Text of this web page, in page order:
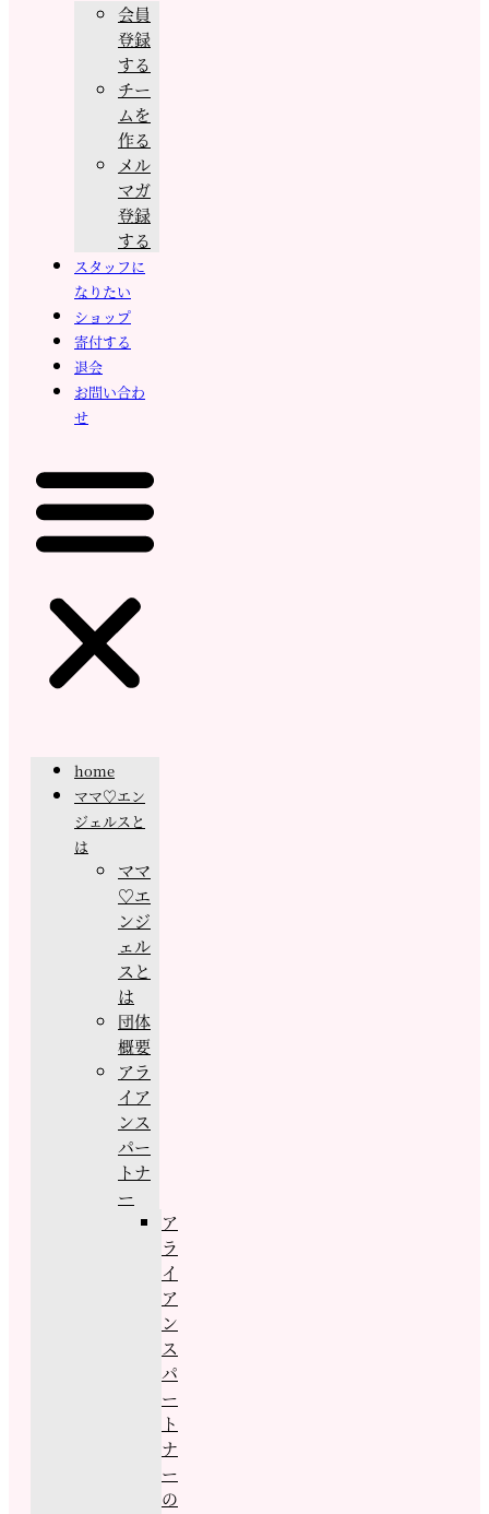
会員
登録
する
チー
ムを
作る
メル
マガ
登録
する
スタッフに
なりたい
ショップ
寄付する
退会
お問い合わ
せ
home
ママ♡エン
ジェルスと
は
ママ
♡エ
ンジ
ェル
スと
は
団体
概要
アラ
イア
ンス
パー
トナ
ー
ア
ラ
イ
ア
ン
ス
パ
ー
ト
ナ
ー
の